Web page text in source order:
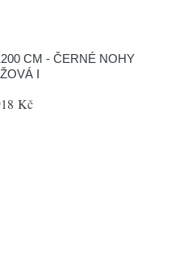
CM - ČERNÉ NOHY
I
Kč